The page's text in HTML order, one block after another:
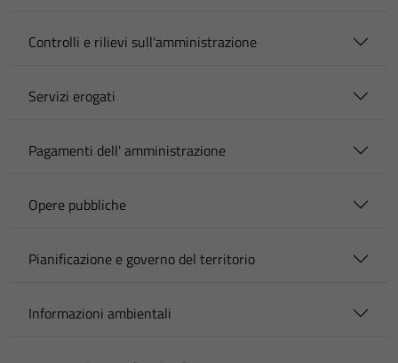
Controlli e rilievi sull'amministrazione
Servizi erogati
Pagamenti dell' amministrazione
Opere pubbliche
Pianificazione e governo del territorio
Informazioni ambientali